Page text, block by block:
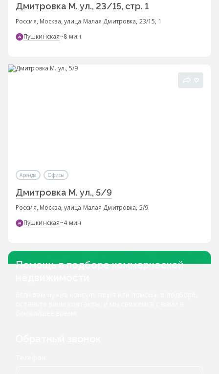
Дмитровка М. ул., 23/15, стр. 1
Россия, Москва, улица Малая Дмитровка, 23/15, 1
Пушкинская~8 мин
Аренда Офисы
Дмитровка М. ул., 5/9
Россия, Москва, улица Малая Дмитровка, 5/9
Пушкинская~4 мин
Помощь в подборе коммерческой